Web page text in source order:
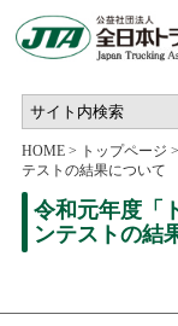
HOME> トップページ >
テストの結果について
令和元年度「
ンテストの結